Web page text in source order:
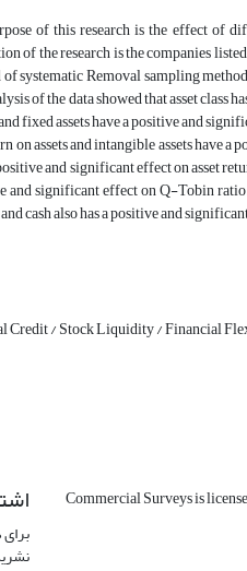
of this research is the effect of
of the research is the companies
systematic Removal sampling
of the data showed that asset
fixed assets have a positive and
on assets and intangible assets have
and significant effect on asset
and significant effect on Q-Tobin
cash also has a positive and
Credit / Stock Liquidity / Financial
Commercial Surveys is